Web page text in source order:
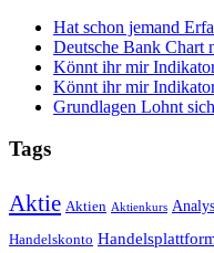
Hat schon jemand
Deutsche Bank Chart
Könnt ihr mir
Könnt ihr mir
Grundlagen Lohnt
Tags
Aktie Aktien Aktienkurs
Handelskonto